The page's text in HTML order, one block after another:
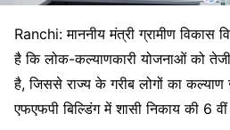
Ranchi: माननीय मंत्री ग्रामीण विकास
है कि लोक-कल्याणकारी योजनाओं को
है, जिससे राज्य के गरीब लोगों का
एफएफपी बिल्डिंग में शासी निकाय की 6